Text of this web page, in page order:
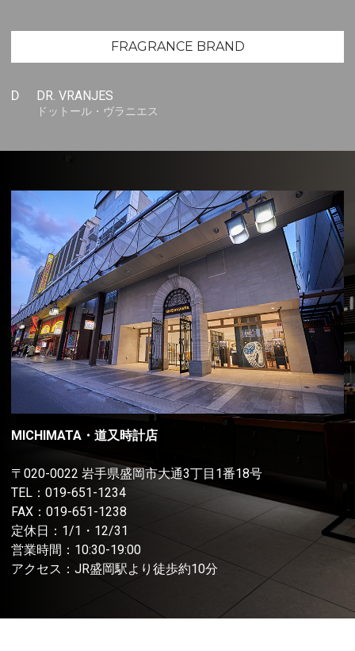
FRAGRANCE BRAND
D DR. VRANJES
ドットール・ヴラニエス
MICHIMATA・道又時計店
〒020-0022 岩手県盛岡市大通3丁目1番18号
TEL： 019-651-1234
FAX：019-651-1238
定休日：1/1・12/31
営業時間：10:30-19:00
アクセス：JR盛岡駅より徒歩約10分